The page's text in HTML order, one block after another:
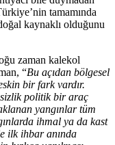
tamamında
kaynaklı olduğunu
zaman kalekol
“Bu açıdan bölgesel
bir fark vardır.
politik bir araç
yangınlar tüm
ihmal ya da kast
ilk ihbar anında